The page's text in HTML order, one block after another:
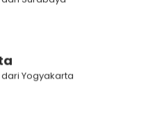
Professional
Yogyakarta